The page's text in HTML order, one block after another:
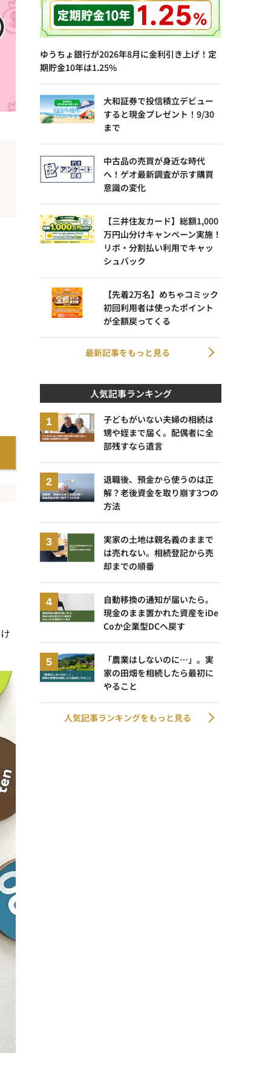
ゆうちょ銀行が2026年8月に金利引き上げ！定
期貯金10年は1.25%
大和証券で投信積立デビュー
すると現金プレゼント！9/30
まで
中古品の売買が身近な時代
へ！ゲオ最新調査が示す購買
意識の変化
【三井住友カード】総額1,000
万円山分けキャンペーン実施！
リボ・分割払い利用でキャッ
シュバック
【先着2万名】めちゃコミック
初回利用者は使ったポイント
が全額戻ってくる
最新記事をもっと見る
人気記事ランキング
子どもがいない夫婦の相続は
甥や姪まで届く。配偶者に全
部残すなら遺言
退職後、預金から使うのは正
解？老後資金を取り崩す3つの
方法
実家の土地は親名義のままで
は売れない。相続登記から売
却までの順番
自動移換の通知が届いたら。
現金のまま置かれた資産をiDe
Coか企業型DCへ戻す
「農業はしないのに…」。実
家の田畑を相続したら最初に
やること
人気記事ランキングをもっと見る